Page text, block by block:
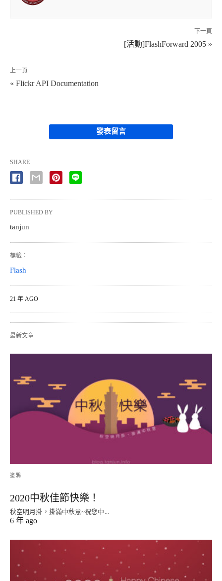
下一頁
[活動]FlashForward 2005 »
上一頁
« Flickr API Documentation
發表留言
SHARE
PUBLISHED BY
tanjun
標籤：
Flash
21 年 AGO
最新文章
塗鴉
2020中秋佳節快樂！
秋空明月掛，掛滿中秋意~祝您中...
6 年 ago